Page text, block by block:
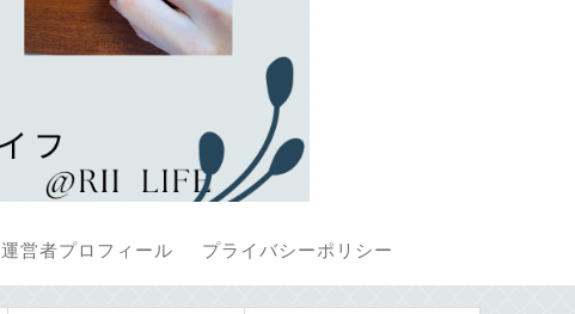
運営者プロフィール プライバシーポリシー